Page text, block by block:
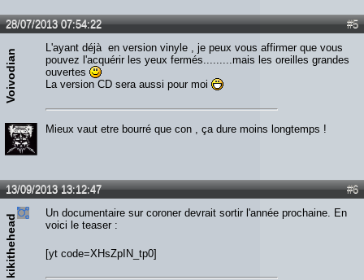
#5
28/07/2013 07:54:22
Voivodian
L'ayant déjà en version vinyle , je peux vous affirmer que vous
pouvez l'acquérir les yeux fermés.........mais les oreilles grandes
ouvertes
La version CD sera aussi pour moi
Mieux vaut etre bourré que con , ça dure moins longtemps !
#6
13/09/2013 13:12:47
kikithehead
Un documentaire sur coroner devrait sortir l'année prochaine. En
voici le teaser :
[yt code=XHsZpIN_tp0]